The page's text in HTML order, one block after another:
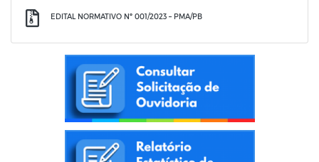
EDITAL NORMATIVO Nº 001/2023 – PMA/PB